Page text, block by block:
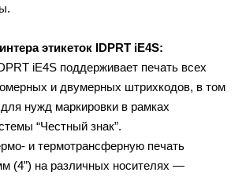
этикеток IDPRT iE4S:
iE4S поддерживает печать всех
и двумерных штрихкодов, в том
нужд маркировки в рамках
“Честный знак”.
и термотрансферную печать
(4”) на различных носителях —